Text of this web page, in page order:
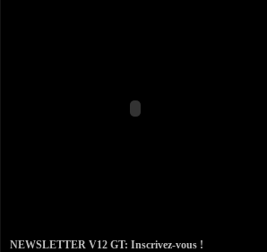
NEWSLETTER V12 GT: Inscrivez-vous !